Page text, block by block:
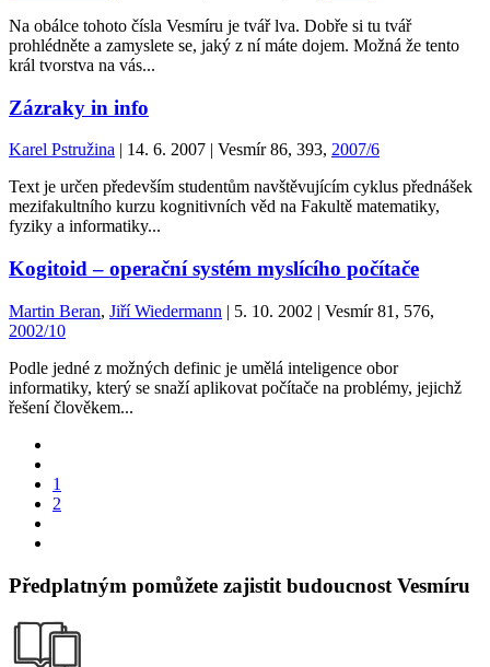
Na obálce tohoto čísla Vesmíru je tvář lva. Dobře si tu tvář
prohlédněte a zamyslete se, jaký z ní máte dojem. Možná že tento
král tvorstva na vás...
Zázraky in info
Karel Pstružina | 14. 6. 2007 | Vesmír 86, 393, 2007/6
Text je určen především studentům navštěvujícím cyklus přednášek
mezifakultního kurzu kognitivních věd na Fakultě matematiky,
fyziky a informatiky...
Kogitoid – operační systém myslícího počítače
Martin Beran, Jiří Wiedermann | 5. 10. 2002 | Vesmír 81, 576,
2002/10
Podle jedné z možných definic je umělá inteligence obor
informatiky, který se snaží aplikovat počítače na problémy, jejichž
řešení člověkem...
1
2
Předplatným pomůžete zajistit budoucnost Vesmíru